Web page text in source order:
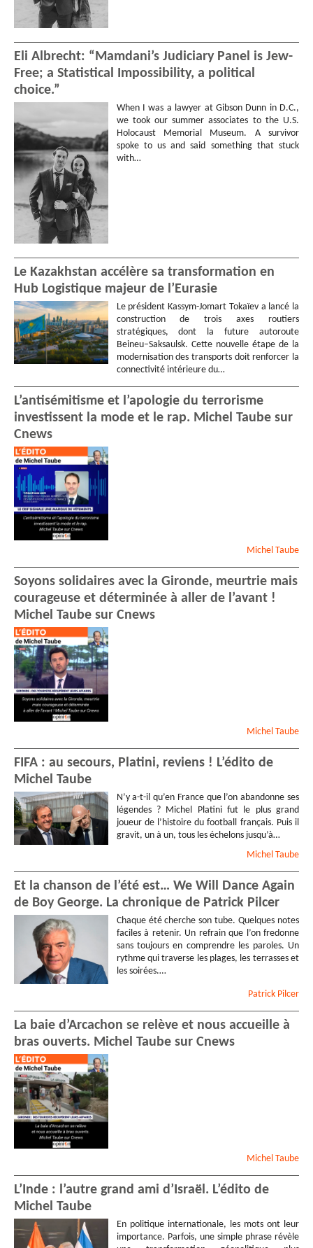
Eli Albrecht: “Mamdani’s Judiciary Panel is Jew-
Free; a Statistical Impossibility, a political
choice.”
When I was a lawyer at Gibson Dunn in D.C.,
we took our summer associates to the U.S.
Holocaust Memorial Museum. A survivor
spoke to us and said something that stuck
with…
Le Kazakhstan accélère sa transformation en
Hub Logistique majeur de l’Eurasie
Le président Kassym-Jomart Tokaïev a lancé la
construction de trois axes routiers
stratégiques, dont la future autoroute
Beineu–Saksaulsk. Cette nouvelle étape de la
modernisation des transports doit renforcer la
connectivité intérieure du…
L’antisémitisme et l’apologie du terrorisme
investissent la mode et le rap. Michel Taube sur
Cnews
Michel Taube
Soyons solidaires avec la Gironde, meurtrie mais
courageuse et déterminée à aller de l’avant !
Michel Taube sur Cnews
Michel Taube
FIFA : au secours, Platini, reviens ! L’édito de
Michel Taube
N’y a-t-il qu’en France que l’on abandonne ses
légendes ? Michel Platini fut le plus grand
joueur de l’histoire du football français. Puis il
gravit, un à un, tous les échelons jusqu’à…
Michel Taube
Et la chanson de l’été est… We Will Dance Again
de Boy George. La chronique de Patrick Pilcer
Chaque été cherche son tube. Quelques notes
faciles à retenir. Un refrain que l’on fredonne
sans toujours en comprendre les paroles. Un
rythme qui traverse les plages, les terrasses et
les soirées.…
Patrick Pilcer
La baie d’Arcachon se relève et nous accueille à
bras ouverts. Michel Taube sur Cnews
Michel Taube
L’Inde : l’autre grand ami d’Israël. L’édito de
Michel Taube
En politique internationale, les mots ont leur
importance. Parfois, une simple phrase révèle